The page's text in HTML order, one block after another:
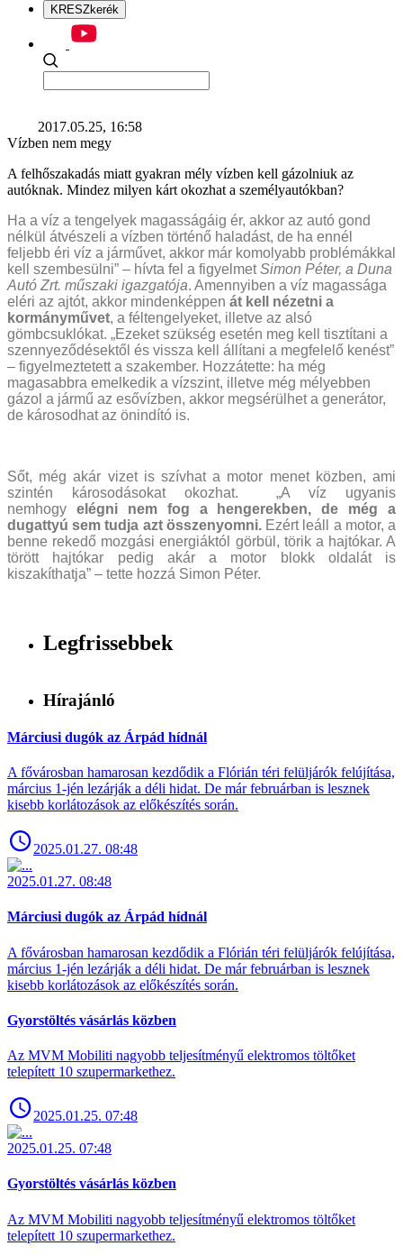
KRESZkerék
2017.05.25, 16:58
Vízben nem megy
A felhőszakadás miatt gyakran mély vízben kell gázolniuk az
autóknak. Mindez milyen kárt okozhat a személyautókban?
Ha a víz a tengelyek magasságáig ér, akkor az autó gond
nélkül átvészeli a vízben történő haladást, de ha ennél
feljebb éri víz a járművet, akkor már komolyabb problémákkal
kell szembesülni” – hívta fel a figyelmet Simon Péter, a Duna
Autó Zrt. műszaki igazgatója. Amennyiben a víz magassága
eléri az ajtót, akkor mindenképpen át kell nézetni a
kormányművet, a féltengelyeket, illetve az alsó
gömbcsuklókat. „Ezeket szükség esetén meg kell tisztítani a
szennyeződésektől és vissza kell állítani a megfelelő kenést”
– figyelmeztetett a szakember. Hozzátette: ha még
magasabbra emelkedik a vízszint, illetve még mélyebben
gázol a jármű az esővízben, akkor megsérülhet a generátor,
de károsodhat az önindító is.
Sőt, még akár vizet is szívhat a motor menet közben, ami
szintén károsodásokat okozhat. „A víz ugyanis
nemhogy elégni nem fog a hengerekben, de még a
dugattyú sem tudja azt összenyomni.Ezért leáll a motor, a
benne rekedő mozgási energiáktól görbül, törik a hajtókar. A
törött hajtókar pedig akár a motor blokk oldalát is
kiszakíthatja” – tette hozzá Simon Péter.
Legfrissebbek
Hírajánló
Márciusi dugók az Árpád hídnál
A fővárosban hamarosan kezdődik a Flórián téri felüljárók felújítása,
március 1-jén lezárják a déli hidat. De már februárban is lesznek
kisebb korlátozások az előkészítés során.
2025.01.27. 08:48
2025.01.27. 08:48
Márciusi dugók az Árpád hídnál
A fővárosban hamarosan kezdődik a Flórián téri felüljárók felújítása,
március 1-jén lezárják a déli hidat. De már februárban is lesznek
kisebb korlátozások az előkészítés során.
Gyorstöltés vásárlás közben
Az MVM Mobiliti nagyobb teljesítményű elektromos töltőket
telepített 10 szupermarkethez.
2025.01.25. 07:48
2025.01.25. 07:48
Gyorstöltés vásárlás közben
Az MVM Mobiliti nagyobb teljesítményű elektromos töltőket
telepített 10 szupermarkethez.